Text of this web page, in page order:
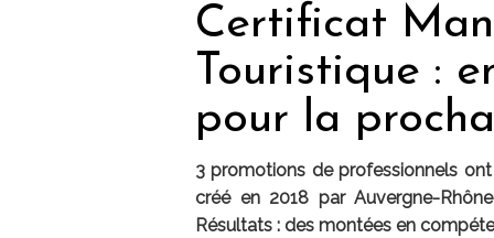
Certificat
Touristique :
pour la
3 promotions de professionnels
créé en 2018 par Auvergne-
Résultats : des montées en